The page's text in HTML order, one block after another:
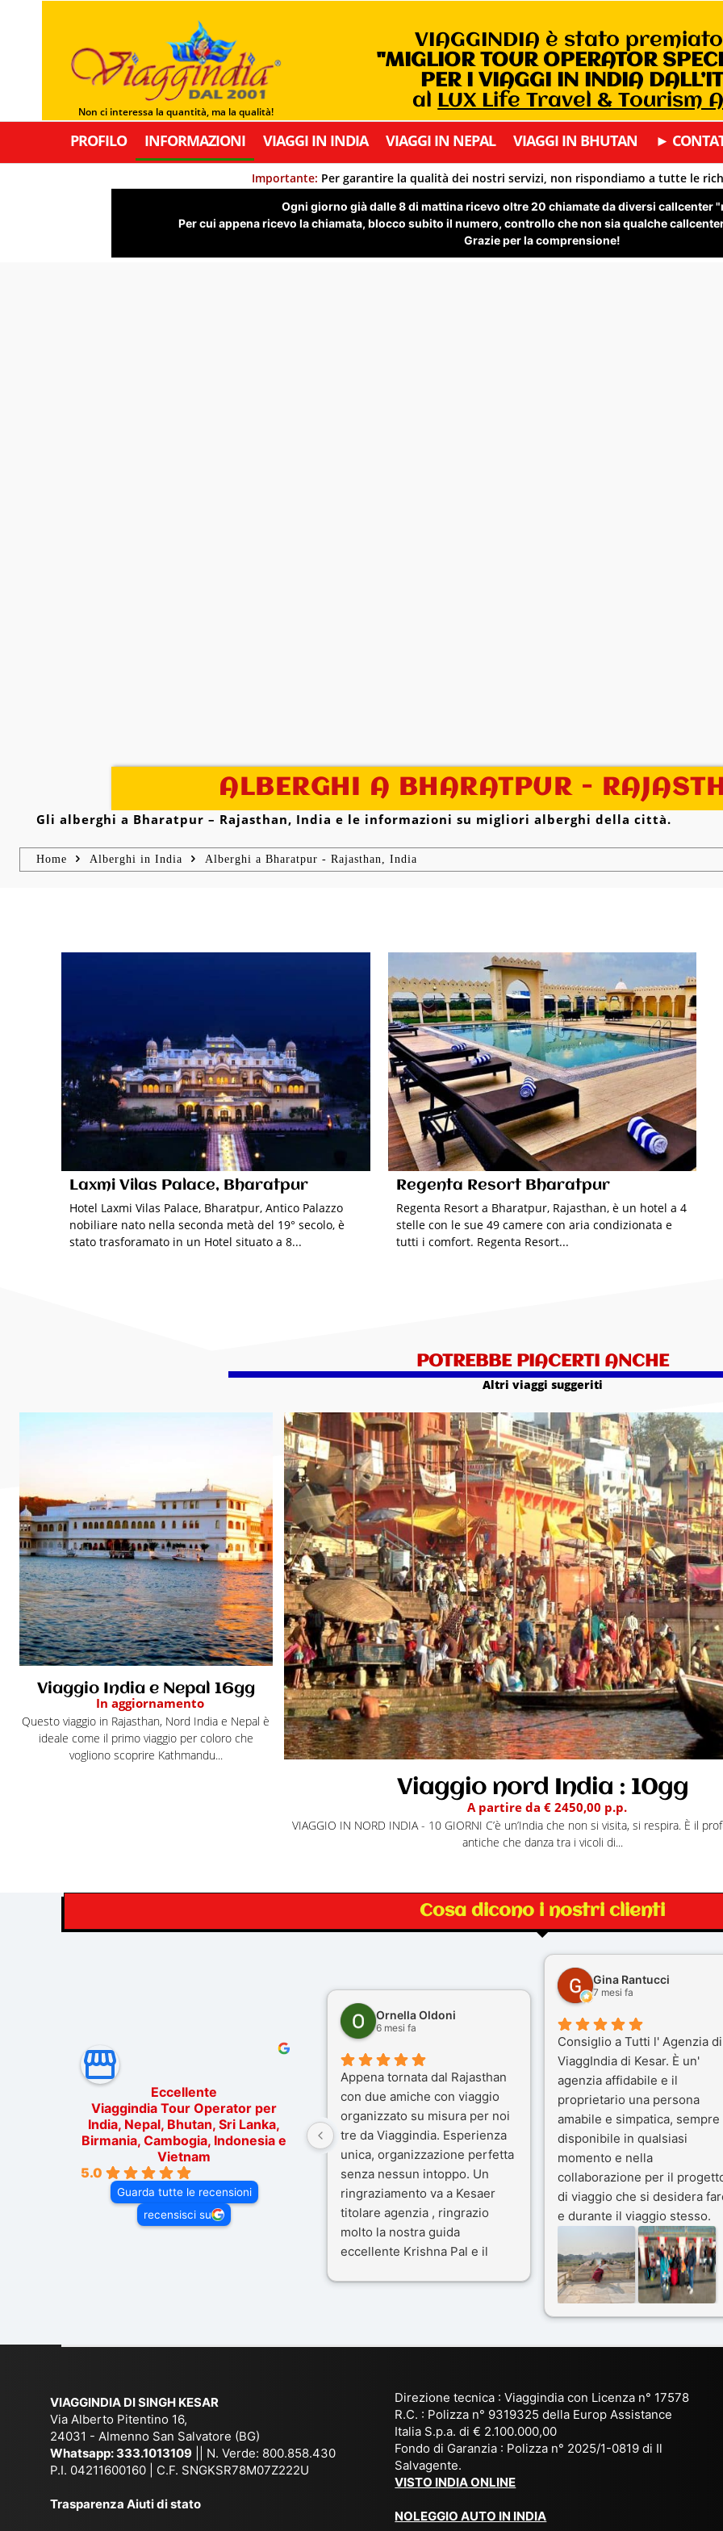
Non ci interessa la quantità, ma la qualità!
VIAGGINDIA è stato
"MIGLIOR TOUR OPERATOR
PER I VIAGGI IN INDIA
al LUX Life Travel & Tourism
PROFILO INFORMAZIONI VIAGGI IN INDIA VIAGGI IN NEPAL VIAGGI IN BHUTAN ►
Importante: Per garantire la qualità dei nostri servizi, non rispondiamo a tutte le
Ogni giorno già dalle 8 di mattina ricevo oltre 20 chiamate da diversi callcenter
Per cui appena ricevo la chiamata, blocco subito il numero, controllo che non sia qualche
Grazie per la comprensione!
ALBERGHI A BHARATPUR -
Gli alberghi a Bharatpur – Rajasthan, India e le informazioni su migliori alberghi della città.
Home Alberghi in India Alberghi a Bharatpur - Rajasthan, India
Laxmi Vilas Palace, Bharatpur
Hotel Laxmi Vilas Palace, Bharatpur, Antico Palazzo
nobiliare nato nella seconda metà del 19° secolo, è
stato trasforamato in un Hotel situato a 8...
Regenta Resort Bharatpur
Regenta Resort a Bharatpur, Rajasthan, è un hotel a 4
stelle con le sue 49 camere con aria condizionata e
tutti i comfort. Regenta Resort...
POTREBBE PIACERTI ANCHE
Altri viaggi suggeriti
Viaggio India e Nepal 16gg
In aggiornamento
Questo viaggio in Rajasthan, Nord India e Nepal è
ideale come il primo viaggio per coloro che
vogliono scoprire Kathmandu...
Viaggio nord India : 10gg
A partire da € 2450,00 p.p.
VIAGGIO IN NORD INDIA - 10 GIORNI C’è un’India che non si visita, si respira. È il
antiche che danza tra i vicoli di...
Cosa dicono i nostri clienti
Eccellente
Viaggindia Tour Operator per
India, Nepal, Bhutan, Sri Lanka,
Birmania, Cambogia, Indonesia e
Vietnam
5.0
Guarda tutte le recensioni
recensisci su
Ornella Oldoni
6 mesi fa
Appena tornata dal Rajasthan
con due amiche con viaggio
organizzato su misura per noi
tre da Viaggindia. Esperienza
unica, organizzazione perfetta
senza nessun intoppo. Un
ringraziamento va a Kesaer
titolare agenzia , ringrazio
molto la nostra guida
eccellente Krishna Pal e il
consiglio questa agenzia
Gina Rantucci
7 mesi fa
Consiglio a Tutti l' Agenzia di
ViaggIndia di Kesar. È un'
agenzia affidabile e il
proprietario una persona
amabile e simpatica, sempre
disponibile in qualsiasi
momento e nella
collaborazione per il
di viaggio che si desidera
e durante il viaggio stesso.
Siamo stati 3 settimane in
India a novembre 2025, 5
amici e il viaggio alla scoperta
del Rajasthan e Varanasi è
ai servizi dell' Agenzia con
per la scelta degli Hotel.
Kesar il proprietario dell'
prima di partire: molto
VIAGGINDIA DI SINGH KESAR
Via Alberto Pitentino 16,
24031 - Almenno San Salvatore (BG)
Whatsapp: 333.1013109 || N. Verde: 800.858.430
P.I. 04211600160 | C.F. SNGKSR78M07Z222U
Trasparenza Aiuti di stato
Direzione tecnica : Viaggindia con Licenza n° 17578
R.C. : Polizza n° 9319325 della Europ Assistance
Italia S.p.a. di € 2.100.000,00
Fondo di Garanzia : Polizza n° 2025/1-0819 di Il
Salvagente.
VISTO INDIA ONLINE
NOLEGGIO AUTO IN INDIA